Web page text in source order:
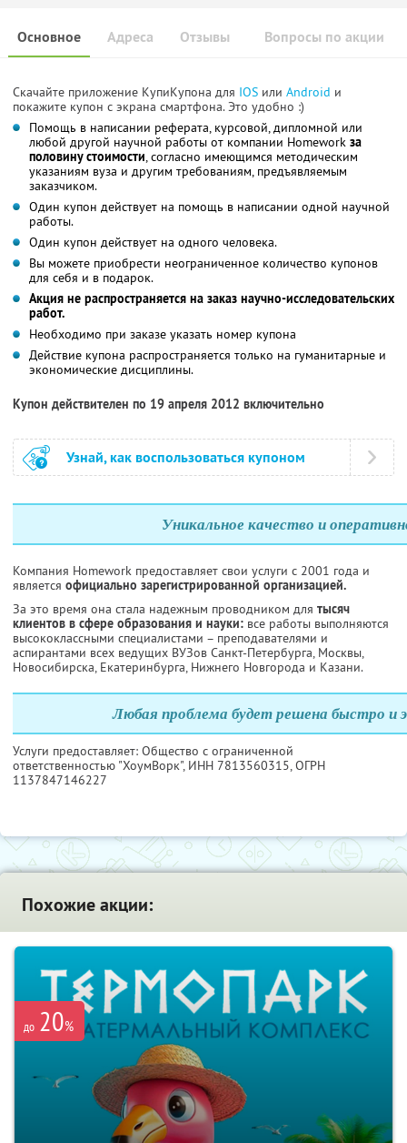
Основное Отзывы Вопросы по акции
Адреса
Скачайте приложение КупиКупона для IOS или Android и
покажите купон с экрана смартфона. Это удобно :)
Помощь в написании реферата, курсовой, дипломной или
любой другой научной работы от компании Homework за
половину стоимости, согласно имеющимся методическим
указаниям вуза и другим требованиям, предъявляемым
заказчиком.
Один купон действует на помощь в написании одной научной
работы.
Один купон действует на одного человека.
Вы можете приобрести неограниченное количество купонов
для себя и в подарок.
Акция не распространяется на заказ научно-исследовательских
работ.
Необходимо при заказе указать номер купона
Действие купона распространяется только на гуманитарные и
экономические дисциплины.
Купон действителен по 19 апреля 2012 включительно
Узнай, как воспользоваться купоном
Уникальное качество и
Компания Homework предоставляет свои услуги с 2001 года и
является официально зарегистрированной организацией.
За это время она стала надежным проводником для тысяч
клиентов в сфере образования и науки: все работы выполняются
высококлассными специалистами – преподавателями и
аспирантами всех ведущих ВУЗов Санкт-Петербурга, Москвы,
Новосибирска, Екатеринбурга, Нижнего Новгорода и Казани.
Любая проблема будет решена быстро и
Услуги предоставляет: Общество с ограниченной
ответственностью "ХоумВорк", ИНН 7813560315, ОГРН
1137847146227
Похожие акции:
до 20%